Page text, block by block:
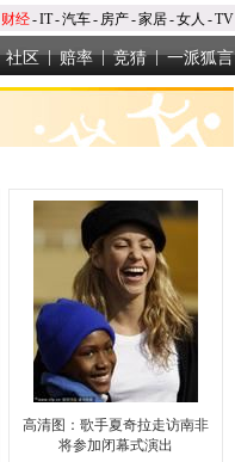
财经-IT-汽车- 房产-家居-女人 -TV
社区 | 赔率 | 竞猜 | 一派狐言
高清图：歌手夏奇拉走访南非
将参加闭幕式演出